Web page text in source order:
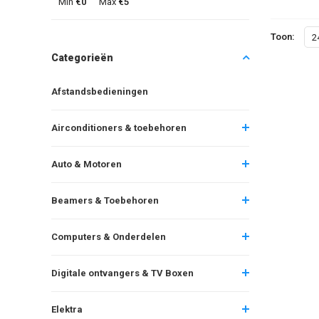
Categorieën
Afstandsbedieningen
Airconditioners & toebehoren
Auto & Motoren
Beamers & Toebehoren
Computers & Onderdelen
Digitale ontvangers & TV Boxen
Elektra
Toon: